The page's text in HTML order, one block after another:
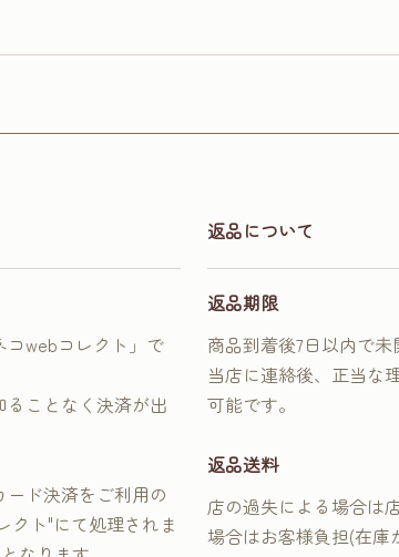
コwebコレクト」で
ことなく決済が出
ド決済をご利用の
クト"にて処理されま
返品について
返品期限
商品到着後7日以内で未
当店に連絡後、正当な
可能です。
返品送料
店の過失による場合は
場合はお客様負担(在庫